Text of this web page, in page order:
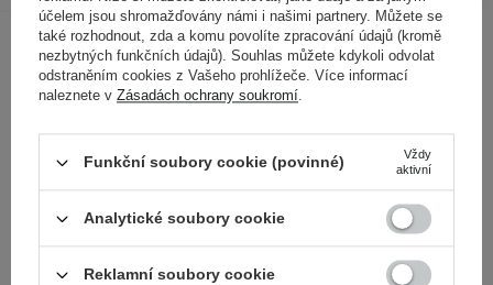
Ostatní zákazníci si prohlédli
účelem jsou shromažďovány námi i našimi partnery. Můžete se
také rozhodnout, zda a komu povolíte zpracování údajů (kromě
nezbytných funkčních údajů). Souhlas můžete kdykoli odvolat
odstraněním cookies z Vašeho prohlížeče. Více informací
naleznete v Zásadách ochrany soukromí.
Funkční soubory cookie (povinné)
Vždy
aktivní
Analytické soubory cookie
Reklamní soubory cookie